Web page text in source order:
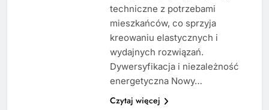
techniczne z potrzebami
mieszkańców, co sprzyja
kreowaniu elastycznych i
wydajnych rozwiązań.
Dywersyfikacja i niezależność
energetyczna Nowy…
Czytaj więcej